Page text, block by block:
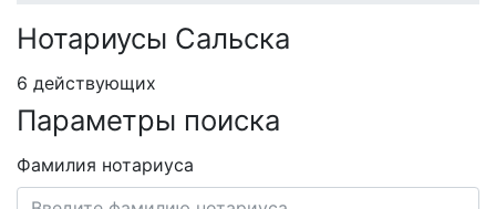
Нотариусы Сальска
6 действующих
Параметры поиска
Фамилия нотариуса